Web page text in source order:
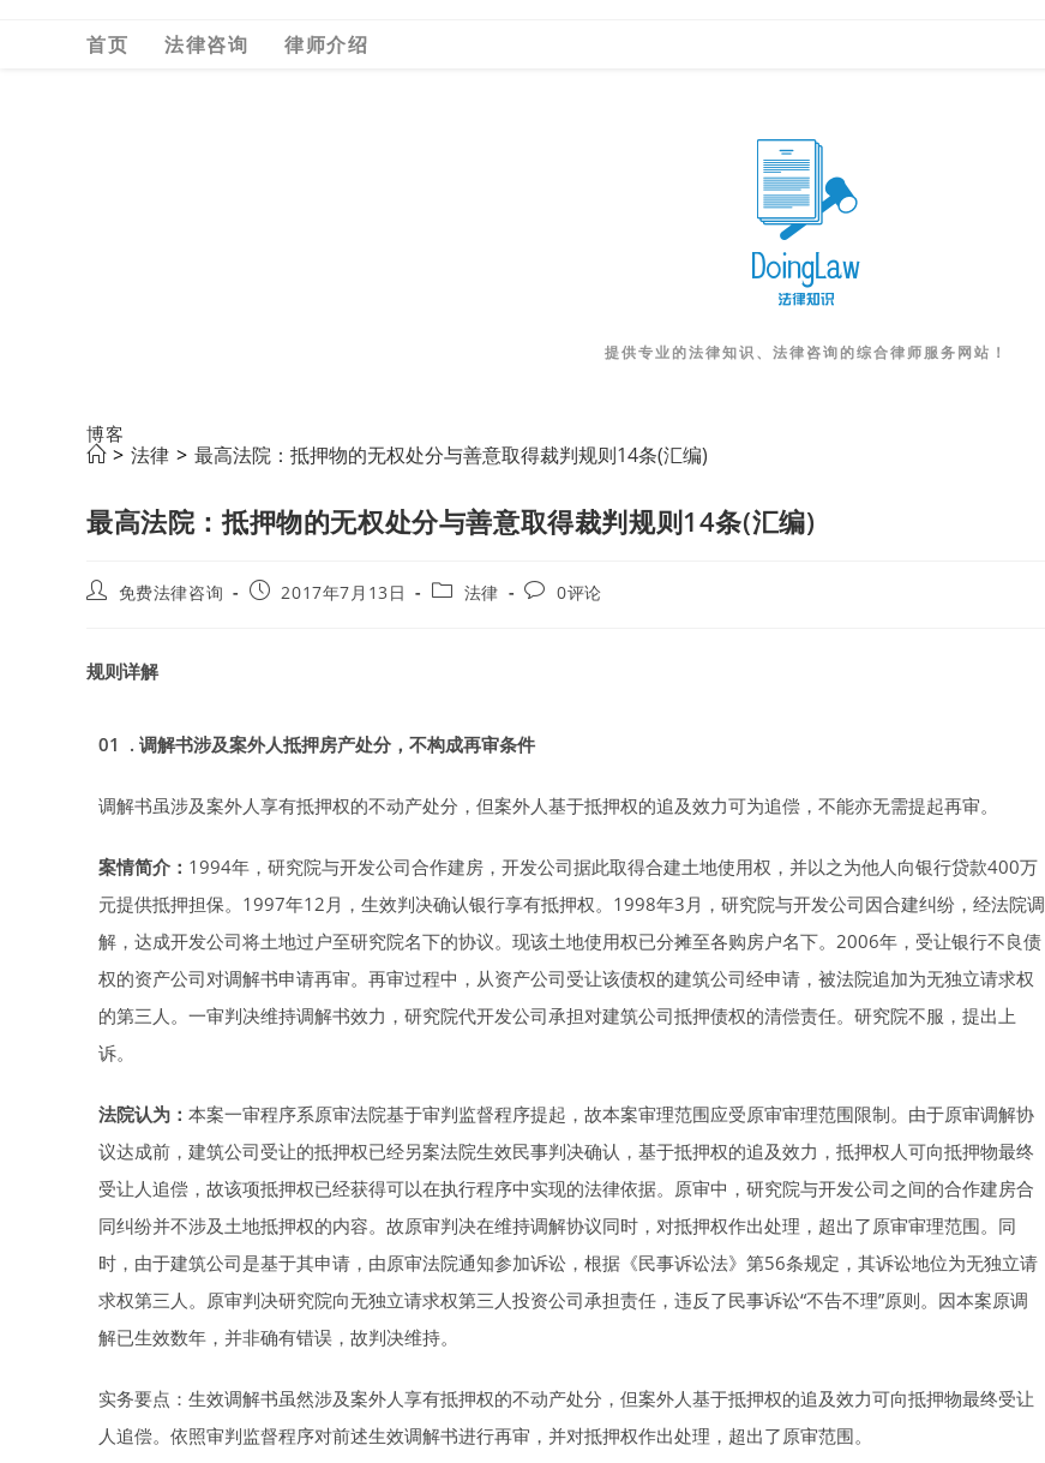
首页 法律咨询 律师介绍
提供专业的法律知识、法律咨询的综合律师服务网站！
博客
> 法律 > 最高法院：抵押物的无权处分与善意取得裁判规则14条(汇编)
最高法院：抵押物的无权处分与善意取得裁判规则14条(汇编)
Post免费法律咨询
Post2017年7月13日
Post法律
Post0评论
规则详解
01 . 调解书涉及案外人抵押房产处分，不构成再审条件
调解书虽涉及案外人享有抵押权的不动产处分，但案外人基于抵押权的追及效力可为追偿，不能亦无需提起再审。
案情简介： 1994年，研究院与开发公司合作建房，开发公司据此取得合建土地使用权，并以之为他人向银行贷款400万
元提供抵押担保。1997年12月，生效判决确认银行享有抵押权。1998年3月，研究院与开发公司因合建纠纷，经法院调
解，达成开发公司将土地过户至研究院名下的协议。现该土地使用权已分摊至各购房户名下。2006年，受让银行不良债
权的资产公司对调解书申请再审。再审过程中，从资产公司受让该债权的建筑公司经申请，被法院追加为无独立请求权
的第三人。一审判决维持调解书效力，研究院代开发公司承担对建筑公司抵押债权的清偿责任。研究院不服，提出上
诉。
法院认为： 本案一审程序系原审法院基于审判监督程序提起，故本案审理范围应受原审审理范围限制。由于原审调解协
议达成前，建筑公司受让的抵押权已经另案法院生效民事判决确认，基于抵押权的追及效力，抵押权人可向抵押物最终
受让人追偿，故该项抵押权已经获得可以在执行程序中实现的法律依据。原审中，研究院与开发公司之间的合作建房合
同纠纷并不涉及土地抵押权的内容。故原审判决在维持调解协议同时，对抵押权作出处理，超出了原审审理范围。同
时，由于建筑公司是基于其申请，由原审法院通知参加诉讼，根据《民事诉讼法》第56条规定，其诉讼地位为无独立请
求权第三人。原审判决研究院向无独立请求权第三人投资公司承担责任，违反了民事诉讼“不告不理”原则。因本案原调
解已生效数年，并非确有错误，故判决维持。
实务要点：生效调解书虽然涉及案外人享有抵押权的不动产处分，但案外人基于抵押权的追及效力可向抵押物最终受让
人追偿。依照审判监督程序对前述生效调解书进行再审，并对抵押权作出处理，超出了原审范围。